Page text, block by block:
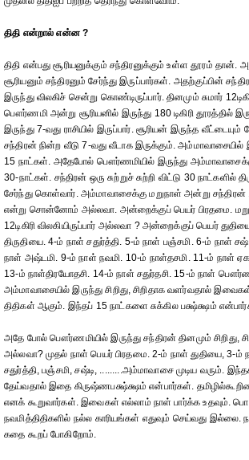
திதி என்றால் என்ன ?
திதி என்பது சூரியனுக்கும் சந்திரனுக்கும் உள்ள தூரம்
சூரியனும் சந்திரனும் சேர்ந்து இருப்பார்கள். அதற்குப்பின்
இருந்து விலகிச் சென்று கொண்டிருப்பார். தினமும் சுமார்
பௌர்ணமி அன்று சூரியனில் இருந்து 180 டிகிரி தூரத்தில்
இருந்து 7-வது ராசியில் இருப்பார். சூரியன் இருந்த
சந்திரன் நின்ற வீடு 7-வது வீடாக இருக்கும். அம்மாவாசையில்
15 நாட்கள். அதேபோல் பௌர்ணமியில் இருந்து
30-நாட்கள். சந்திரன் ஒரு சுற்றுச் சுற்றி விட்டு 30 நாட்களில்
சேர்ந்து கொள்வார். அம்மாவாசைக்கு மறுநாள் அன்று சந்திரன் 12
என்று சொன்னோம் அல்லவா. அன்றைக்குப் பெயர் பிரதமை.
12டிகிரி விலகியிருப்பார் அல்லவா ? அன்றைக்குப் பெயர்
திருதியை. 4-ம் நாள் சதுர்த்தி. 5-ம் நாள் பஞ்சமி. 6-ம் நாள்
நாள் அஷ்டமி. 9-ம் நாள் நவமி. 10-ம் நாள்தசமி. 11-ம் நாள்
13-ம் நாள்திரயோதசி. 14-ம் நாள் சதுர்தசி. 15-ம் நாள்
அம்மாவாசையில் இருந்து சிறிது, சிறிதாக வளர்வதால்
திதிகள் ஆகும். இந்தப் 15 நாட்களை சுக்கில பக்ஷ்க்ஷம்
அதே போல் பௌர்ணமியில் இருந்து சந்திரன் தினமும் சிறிது,
அல்லவா? முதல் நாள் பெயர் பிரதமை. 2-ம் நாள் துதியை, 3-ம்
சதுர்த்தி, பஞ்சமி, சஷ்டி, .........அம்மாவாசை முடிய வரும்.
தேய்வதால் இதை கிருஷ்ணபக்ஷ்க்ஷம் என்பார்கள்.
எனக் கூறுவார்கள். இவைகள் எல்லாம் நாள் பார்க்க உதவும்.
நவமித்திதிகளில் நல்ல காரியங்கள் எதுவும் செய்வது இல்லை.
கதை கூறப் போகிறோம்.